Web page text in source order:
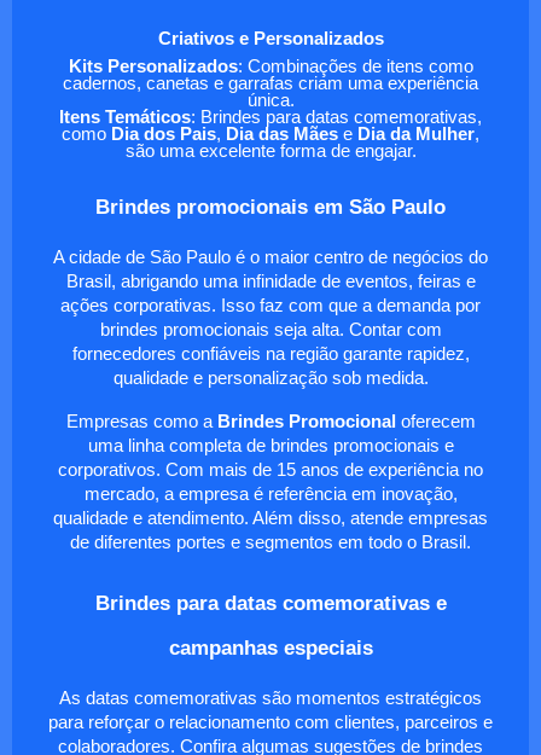
Criativos e Personalizados
Kits Personalizados: Combinações de itens como
cadernos, canetas e garrafas criam uma experiência
única.
Itens Temáticos: Brindes para datas comemorativas,
como Dia dos Pais, Dia das Mães e Dia da Mulher,
são uma excelente forma de engajar.
Brindes promocionais em São Paulo
A cidade de São Paulo é o maior centro de negócios do
Brasil, abrigando uma infinidade de eventos, feiras e
ações corporativas. Isso faz com que a demanda por
brindes promocionais seja alta. Contar com
fornecedores confiáveis na região garante rapidez,
qualidade e personalização sob medida.
Empresas como a Brindes Promocional oferecem
uma linha completa de brindes promocionais e
corporativos. Com mais de 15 anos de experiência no
mercado, a empresa é referência em inovação,
qualidade e atendimento. Além disso, atende empresas
de diferentes portes e segmentos em todo o Brasil.
Brindes para datas comemorativas e
campanhas especiais
As datas comemorativas são momentos estratégicos
para reforçar o relacionamento com clientes, parceiros e
colaboradores. Confira algumas sugestões de brindes